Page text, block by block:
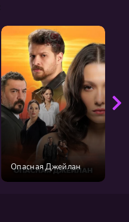
Опасная Джейлан